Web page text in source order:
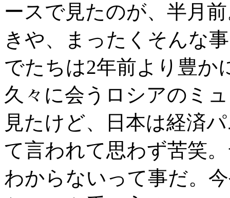
ースで見たのが、半月
きや、まったくそんな
でたちは2年前より豊か
久々に会うロシアのミ
見たけど、日本は経済
て言われて思わず苦笑
わからないって事だ。